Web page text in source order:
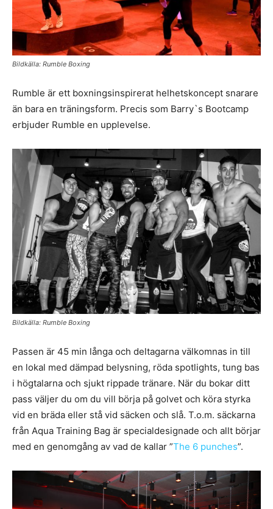
Bildkälla: Rumble Boxing
Rumble är ett boxningsinspirerat helhetskoncept snarare
än bara en träningsform. Precis som Barry`s Bootcamp
erbjuder Rumble en upplevelse.
Bildkälla: Rumble Boxing
Passen är 45 min långa och deltagarna välkomnas in till
en lokal med dämpad belysning, röda spotlights, tung bas
i högtalarna och sjukt rippade tränare. När du bokar ditt
pass väljer du om du vill börja på golvet och köra styrka
vid en bräda eller stå vid säcken och slå. T.o.m. säckarna
från Aqua Training Bag är specialdesignade och allt börjar
med en genomgång av vad de kallar ”The 6 punches”.